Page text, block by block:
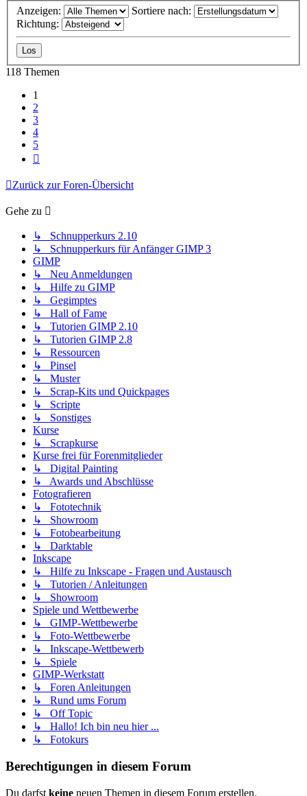
Anzeigen:
Sortiere nach:
Richtung:
118 Themen
1
2
3
4
5
Zurück zur Foren-Übersicht
Gehe zu
↳ Schnupperkurs 2.10
↳ Schnupperkurs für Anfänger GIMP 3
GIMP
↳ Neu Anmeldungen
↳ Hilfe zu GIMP
↳ Gegimptes
↳ Hall of Fame
↳ Tutorien GIMP 2.10
↳ Tutorien GIMP 2.8
↳ Ressourcen
↳ Pinsel
↳ Muster
↳ Scrap-Kits und Quickpages
↳ Scripte
↳ Sonstiges
Kurse
↳ Scrapkurse
Kurse frei für Forenmitglieder
↳ Digital Painting
↳ Awards und Abschlüsse
Fotografieren
↳ Fototechnik
↳ Showroom
↳ Fotobearbeitung
↳ Darktable
Inkscape
↳ Hilfe zu Inkscape - Fragen und Austausch
↳ Tutorien / Anleitungen
↳ Showroom
Spiele und Wettbewerbe
↳ GIMP-Wettbewerbe
↳ Foto-Wettbewerbe
↳ Inkscape-Wettbewerb
↳ Spiele
GIMP-Werkstatt
↳ Foren Anleitungen
↳ Rund ums Forum
↳ Off Topic
↳ Hallo! Ich bin neu hier ...
↳ Fotokurs
Berechtigungen in diesem Forum
Du darfst keine neuen Themen in diesem Forum erstellen.